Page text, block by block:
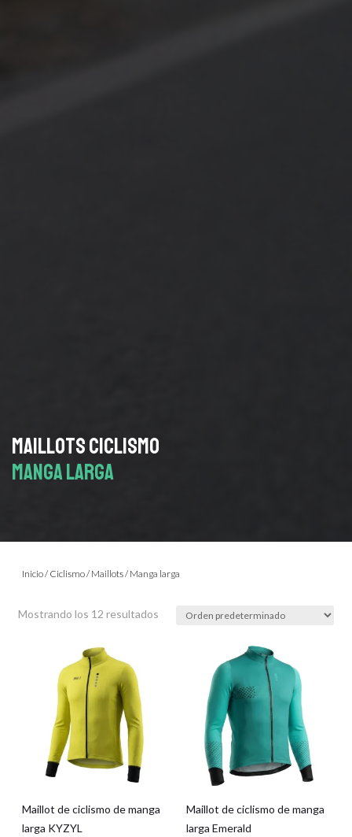
MAILLOTS CICLISMO
MANGA LARGA
Inicio/ Ciclismo/ Maillots/ Manga larga
Mostrando los 12 resultados
Maillot de ciclismo de manga
larga KYZYL
Maillot de ciclismo de manga
larga Emerald